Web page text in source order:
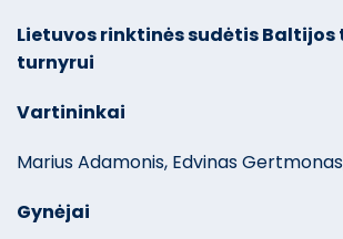
Lietuvos rinktinės sudėtis Baltijos
turnyrui
Vartininkai
Marius Adamonis, Edvinas
Gynėjai